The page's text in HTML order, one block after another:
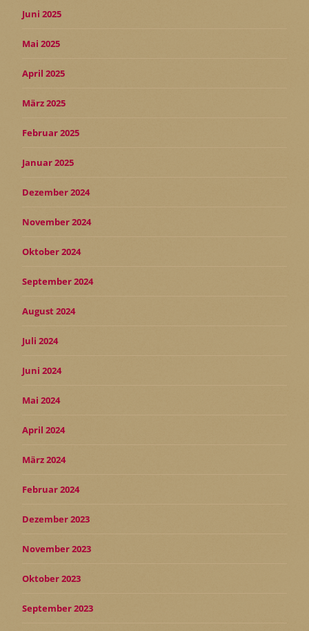
Juni 2025
Mai 2025
April 2025
März 2025
Februar 2025
Januar 2025
Dezember 2024
November 2024
Oktober 2024
September 2024
August 2024
Juli 2024
Juni 2024
Mai 2024
April 2024
März 2024
Februar 2024
Dezember 2023
November 2023
Oktober 2023
September 2023